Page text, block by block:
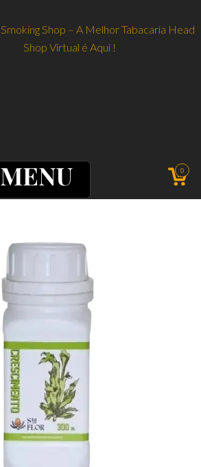
MENU 0